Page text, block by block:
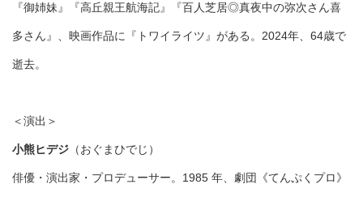
『御姉妹』『高丘親王航海記』『百人芝居◎真夜中の弥次さん喜
多さん』、映画作品に『トワイライツ』がある。2024年、64歳で
逝去。
＜演出＞
小熊ヒデジ （おぐまひでじ）
俳優・演出家・プロデューサー。1985 年、劇団《てんぷくプロ》